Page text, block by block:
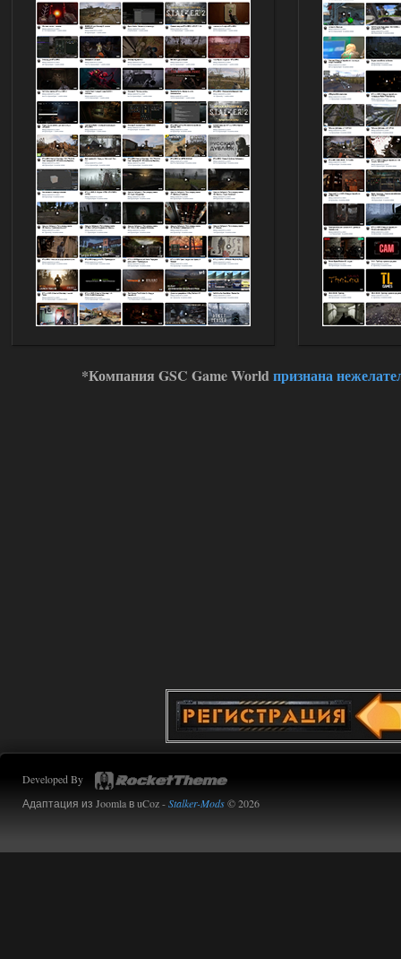
*Компания GSC Game Worldпризнана
Developed By
Адаптация из Joomla в uCoz -Stalker-Mods© 2026